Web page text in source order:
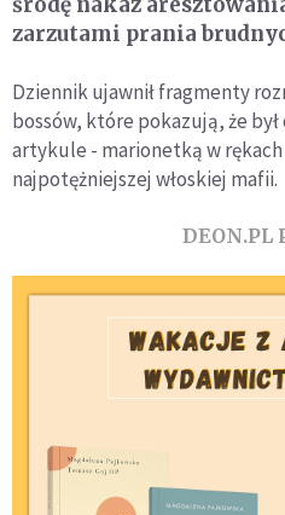
zarzutami prania
Dziennik ujawnił fragmenty
bossów, które pokazują, że
artykule - marionetką w
najpotężniejszej włoskiej mafii.
DEON.PL